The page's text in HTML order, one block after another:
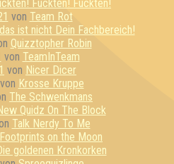
Fuckten! Fuckten!
von Team Rot
ist nicht Dein Fachbereich!
Quizztopher Robin
von TeamInTeam
von Nicer Dicer
von Krosse Kruppe
The Schwenkmans
Quidz On The Block
Talk Nerdy To Me
Footprints on the Moon
goldenen Kronkorken